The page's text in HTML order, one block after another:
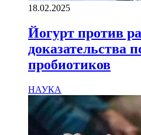
18.02.2025
Йогурт против
доказательства
пробиотиков
НАУКА